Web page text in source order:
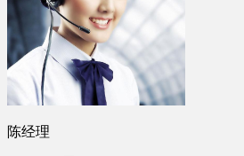
陈经理